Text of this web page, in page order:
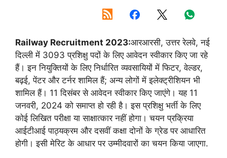
Railway Recruitment 2023:आरआरसी, उत्तर रेलवे, नई
दिल्ली में 3093 प्रशिक्षु पदों के लिए आवेदन स्वीकार किए जा रहे
हैं। इन नियुक्तियों के लिए निर्धारित व्यवसायियों में फिटर, वेल्डर,
बढ़ई, पेंटर और टर्नर शामिल हैं; अन्य लोगों में इलेक्ट्रीशियन भी
शामिल हैं। 11 दिसंबर से आवेदन स्वीकार किए जाएंगे। यह 11
जनवरी, 2024 को समाप्त हो रही है। इस प्रशिक्षु भर्ती के लिए
कोई लिखित परीक्षा या साक्षात्कार नहीं होगा। चयन प्रक्रिया
आईटीआई पाठ्यक्रम और दसवीं कक्षा दोनों के ग्रेड पर आधारित
होगी। इसी मेरिट के आधार पर उम्मीदवारों का चयन किया जाएगा.